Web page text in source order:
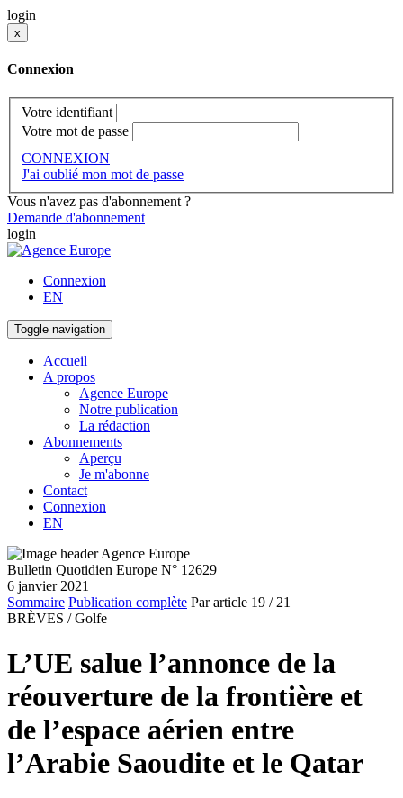
login
x
Connexion
Votre identifiant
Votre mot de passe
CONNEXION
J'ai oublié mon mot de passe
Vous n'avez pas d'abonnement ?
Demande d'abonnement
login
Connexion
EN
Toggle navigation
Accueil
A propos
Agence Europe
Notre publication
La rédaction
Abonnements
Aperçu
Je m'abonne
Contact
Connexion
EN
Bulletin Quotidien Europe N° 12629
6 janvier 2021
Sommaire Publication complète Par article 19 / 21
BRÈVES / Golfe
L’UE salue l’annonce de la
réouverture de la frontière et
de l’espace aérien entre
l’Arabie Saoudite et le Qatar